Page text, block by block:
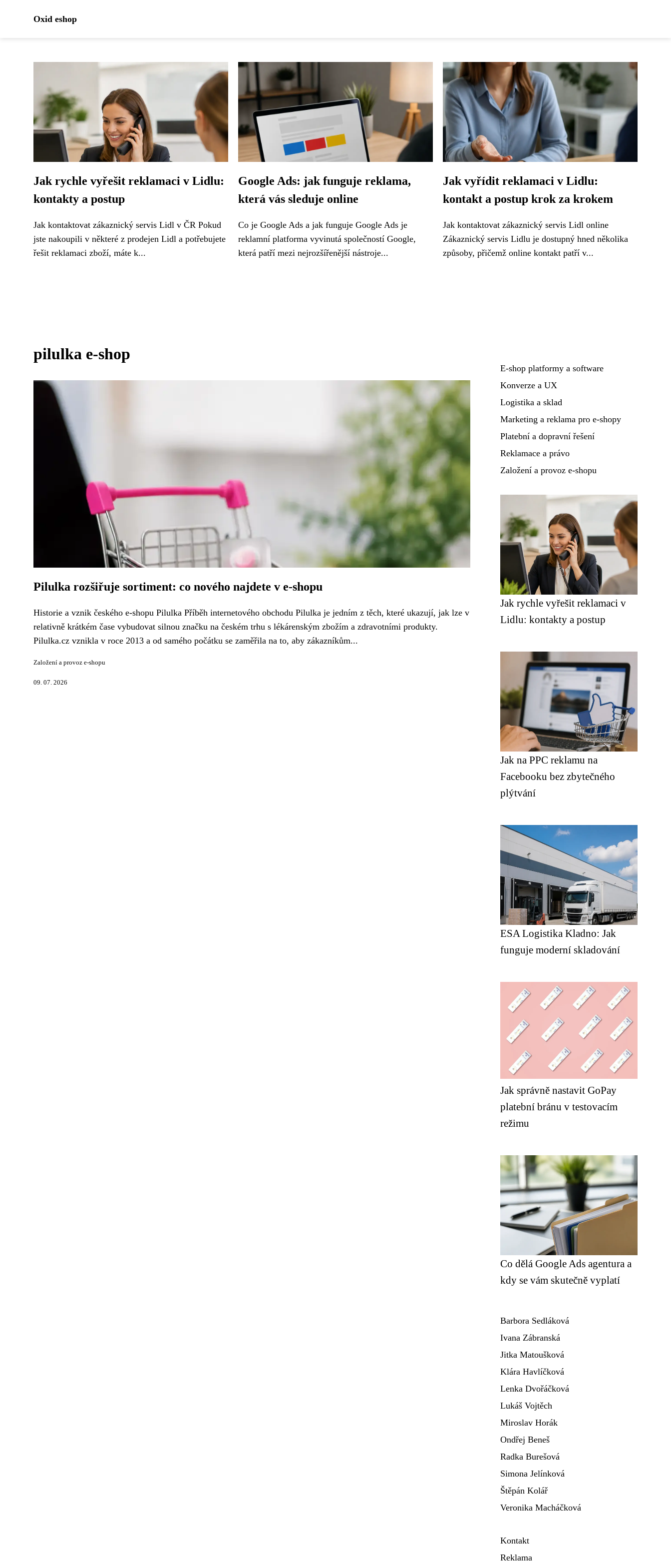
Oxid eshop
Jak rychle vyřešit reklamaci v Lidlu:
kontakty a postup
Jak kontaktovat zákaznický servis Lidl v ČR Pokud
jste nakoupili v některé z prodejen Lidl a potřebujete
řešit reklamaci zboží, máte k...
Google Ads: jak funguje reklama,
která vás sleduje online
Co je Google Ads a jak funguje Google Ads je
reklamní platforma vyvinutá společností Google,
která patří mezi nejrozšířenější nástroje...
Jak vyřídit reklamaci v Lidlu:
kontakt a postup krok za krokem
Jak kontaktovat zákaznický servis Lidl online
Zákaznický servis Lidlu je dostupný hned několika
způsoby, přičemž online kontakt patří v...
pilulka e-shop
Pilulka rozšiřuje sortiment: co nového najdete v e-shopu
Historie a vznik českého e-shopu Pilulka Příběh internetového obchodu Pilulka je jedním z těch, které ukazují, jak lze v
relativně krátkém čase vybudovat silnou značku na českém trhu s lékárenským zbožím a zdravotními produkty.
Pilulka.cz vznikla v roce 2013 a od samého počátku se zaměřila na to, aby zákazníkům...
Založení a provoz e-shopu
09. 07. 2026
E-shop platformy a software
Konverze a UX
Logistika a sklad
Marketing a reklama pro e-shopy
Platební a dopravní řešení
Reklamace a právo
Založení a provoz e-shopu
Jak rychle vyřešit reklamaci v
Lidlu: kontakty a postup
Jak na PPC reklamu na
Facebooku bez zbytečného
plýtvání
ESA Logistika Kladno: Jak
funguje moderní skladování
Jak správně nastavit GoPay
platební bránu v testovacím
režimu
Co dělá Google Ads agentura a
kdy se vám skutečně vyplatí
Barbora Sedláková
Ivana Zábranská
Jitka Matoušková
Klára Havlíčková
Lenka Dvořáčková
Lukáš Vojtěch
Miroslav Horák
Ondřej Beneš
Radka Burešová
Simona Jelínková
Štěpán Kolář
Veronika Macháčková
Kontakt
Reklama